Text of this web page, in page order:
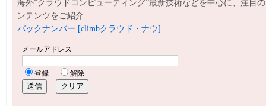
海外”クラウドコンピューティング”最新技術などを中心に、注目
ンテンツをご紹介
バックナンバー [climbクラウド・ナウ]